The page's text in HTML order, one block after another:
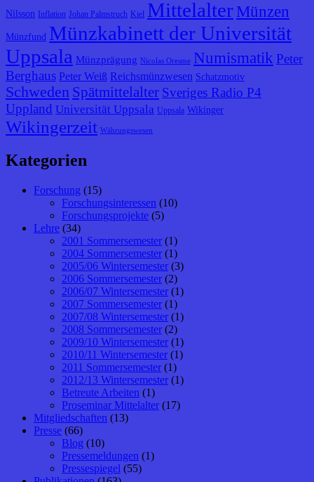
Nilsson Inflation Johan Palmstruch Kiel Mittelalter Münzen
Münzfund Münzkabinett der Universität
Uppsala Münzprägung Nicolas Oresme Numismatik Peter
Berghaus Peter Weiß Reichsmünzwesen Schatzmotiv
Schweden Spätmittelalter Sveriges Radio P4
Uppland Universität Uppsala Uppsala Wikinger
Wikingerzeit Währungswesen
Kategorien
Forschung (15)
Forschungsinteressen (10)
Forschungsprojekte (5)
Lehre (34)
2001 Sommersemester (1)
2004 Sommersemester (1)
2005/06 Wintersemester (3)
2006 Sommersemester (2)
2006/07 Wintersemester (1)
2007 Sommersemester (1)
2007/08 Wintersemester (1)
2008 Sommersemester (2)
2009/10 Wintersemester (1)
2010/11 Wintersemester (1)
2011 Sommersemester (1)
2012/13 Wintersemester (1)
Betreute Arbeiten (1)
Proseminar Mittelalter (17)
Mitgliedschaften (13)
Presse (66)
Blog (10)
Pressemeldungen (1)
Pressespiegel (55)